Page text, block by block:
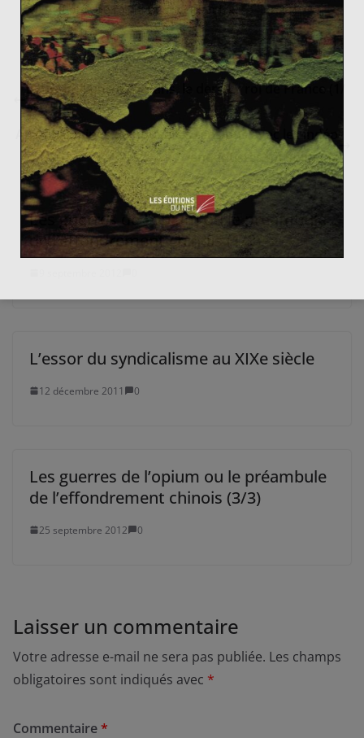
voulait plus de roi, ni petit ni grand ».
Louis-Philippe d’Orléans, le dernier roi de France (1/
2)
Aux Philippines de nouvelles tensions avec les indép
endantistes musulmans
Les guerres de l’opium ou le préambule
de l’effondrement chinois (1/3)
L’essor du syndicalisme au XIXe siècle
12 décembre 2011 0
Les guerres de l’opium ou le préambule
de l’effondrement chinois (3/3)
25 septembre 2012 0
Laisser un commentaire
Votre adresse e-mail ne sera pas publiée. Les champs
obligatoires sont indiqués avec *
Commentaire*